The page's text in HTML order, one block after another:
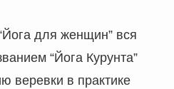
для женщин” вся
“Йога Курунта”
веревки в практике